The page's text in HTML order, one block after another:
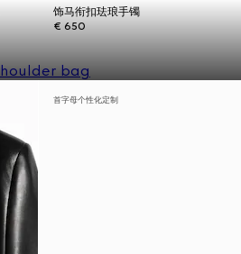
饰马衔扣珐琅手镯
€ 650
首字母个性化定制